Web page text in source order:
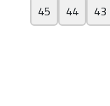
43
44
45